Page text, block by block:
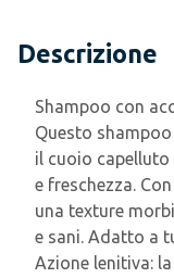
Descrizione
Shampoo con
Questo
il cuoio
e freschezza.
una texture
e sani. Adatto a
Azione lenitiva: